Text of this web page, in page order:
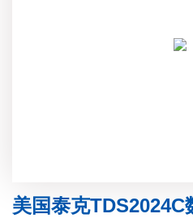
美国泰克